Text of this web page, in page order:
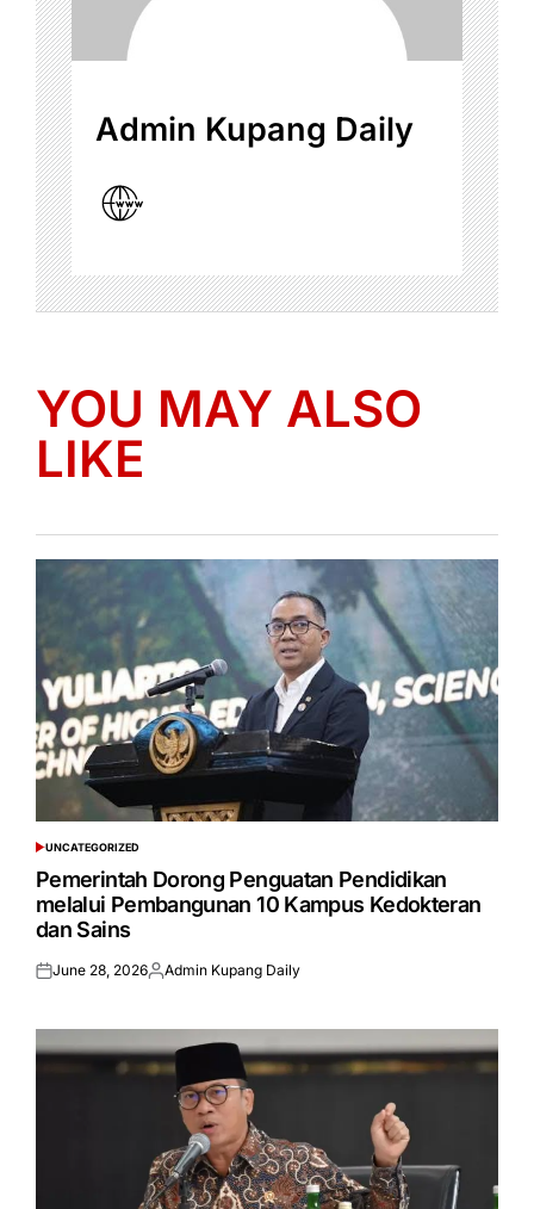
Admin Kupang Daily
YOU MAY ALSO
LIKE
POSTED
IN
UNCATEGORIZED
Pemerintah Dorong Penguatan Pendidikan
melalui Pembangunan 10 Kampus Kedokteran
dan Sains
Posted
June 28, 2026Posted
Admin Kupang Daily